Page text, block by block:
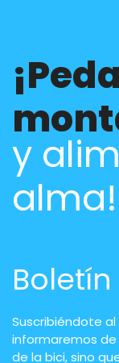
y
alma!
Suscribiéndote al
informaremos
de la bici, sino